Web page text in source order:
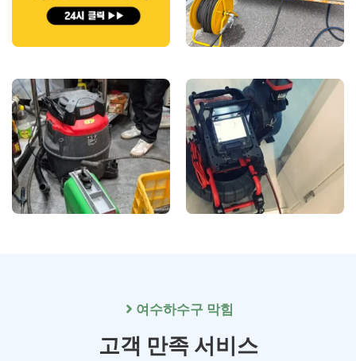
여수하수구 막힘
고객 만족 서비스